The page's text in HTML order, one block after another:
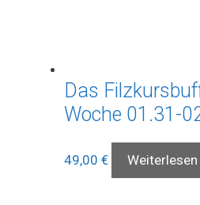
Das
Woche 01.31-
49,00 € Weiterlesen